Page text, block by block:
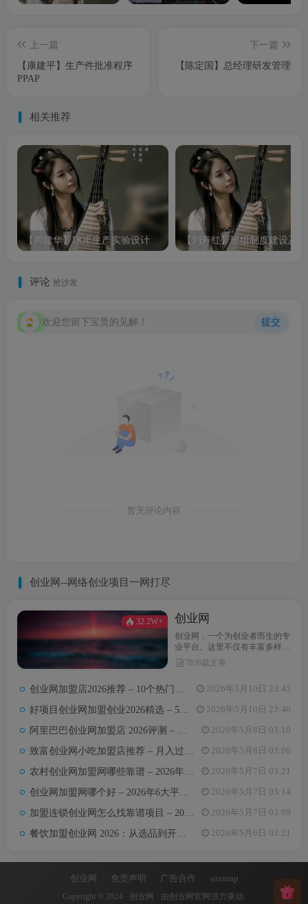
上一篇
【康建平】生产件批准程序
PPAP
下一篇
【陈定国】总经理研发管理
相关推荐
【周建华】DOE生产实验设计
评论 抢沙发
欢迎您留下宝贵的见解！ 提交
暂无评论内容
创业网--网络创业项目一网打尽
32.2W+ 创业网
创业网，一个为创业者而生的专
业平台。这里不仅有丰富多样的
创业项目，还提供最新的创业资
讯和实用的创业指导。无论你是
富的创业达人，创业网都能为你
梦想。
7836篇文章
创业网加盟店2026推荐 – 10个热门项目月收益3-8万元真实对比 2026年5月10日 23:45
好项目创业网加盟创业2026精选 – 5万内热门项目月入3万攻略 2026年5月10日 23:40
阿里巴巴创业网加盟店 2026评测 – 哪些项目值得加盟+真实费用全解析 2026年5月8日 03:10
致富创业网小吃加盟店推荐 – 月入过万的6类小吃项目及选址避坑要点 2026年5月8日 03:06
农村创业网加盟网哪些靠谱 – 2026年5大平台测评与避坑手册 2026年5月7日 03:21
创业网加盟网哪个好 – 2026年6大平台实测对比与选择建议 2026年5月7日 03:14
加盟连锁创业网怎么找靠谱项目 – 2026年避坑指南与推荐平台 2026年5月7日 03:09
餐饮加盟创业网 2026：从选品到开店，10万以内最值得加盟的7个餐饮品类 2026年5月6日 03:21
创业网 免责声明 广告合作 sitemap
Copyright © 2024 · 创业网 · 由创业网官网 强力驱动.